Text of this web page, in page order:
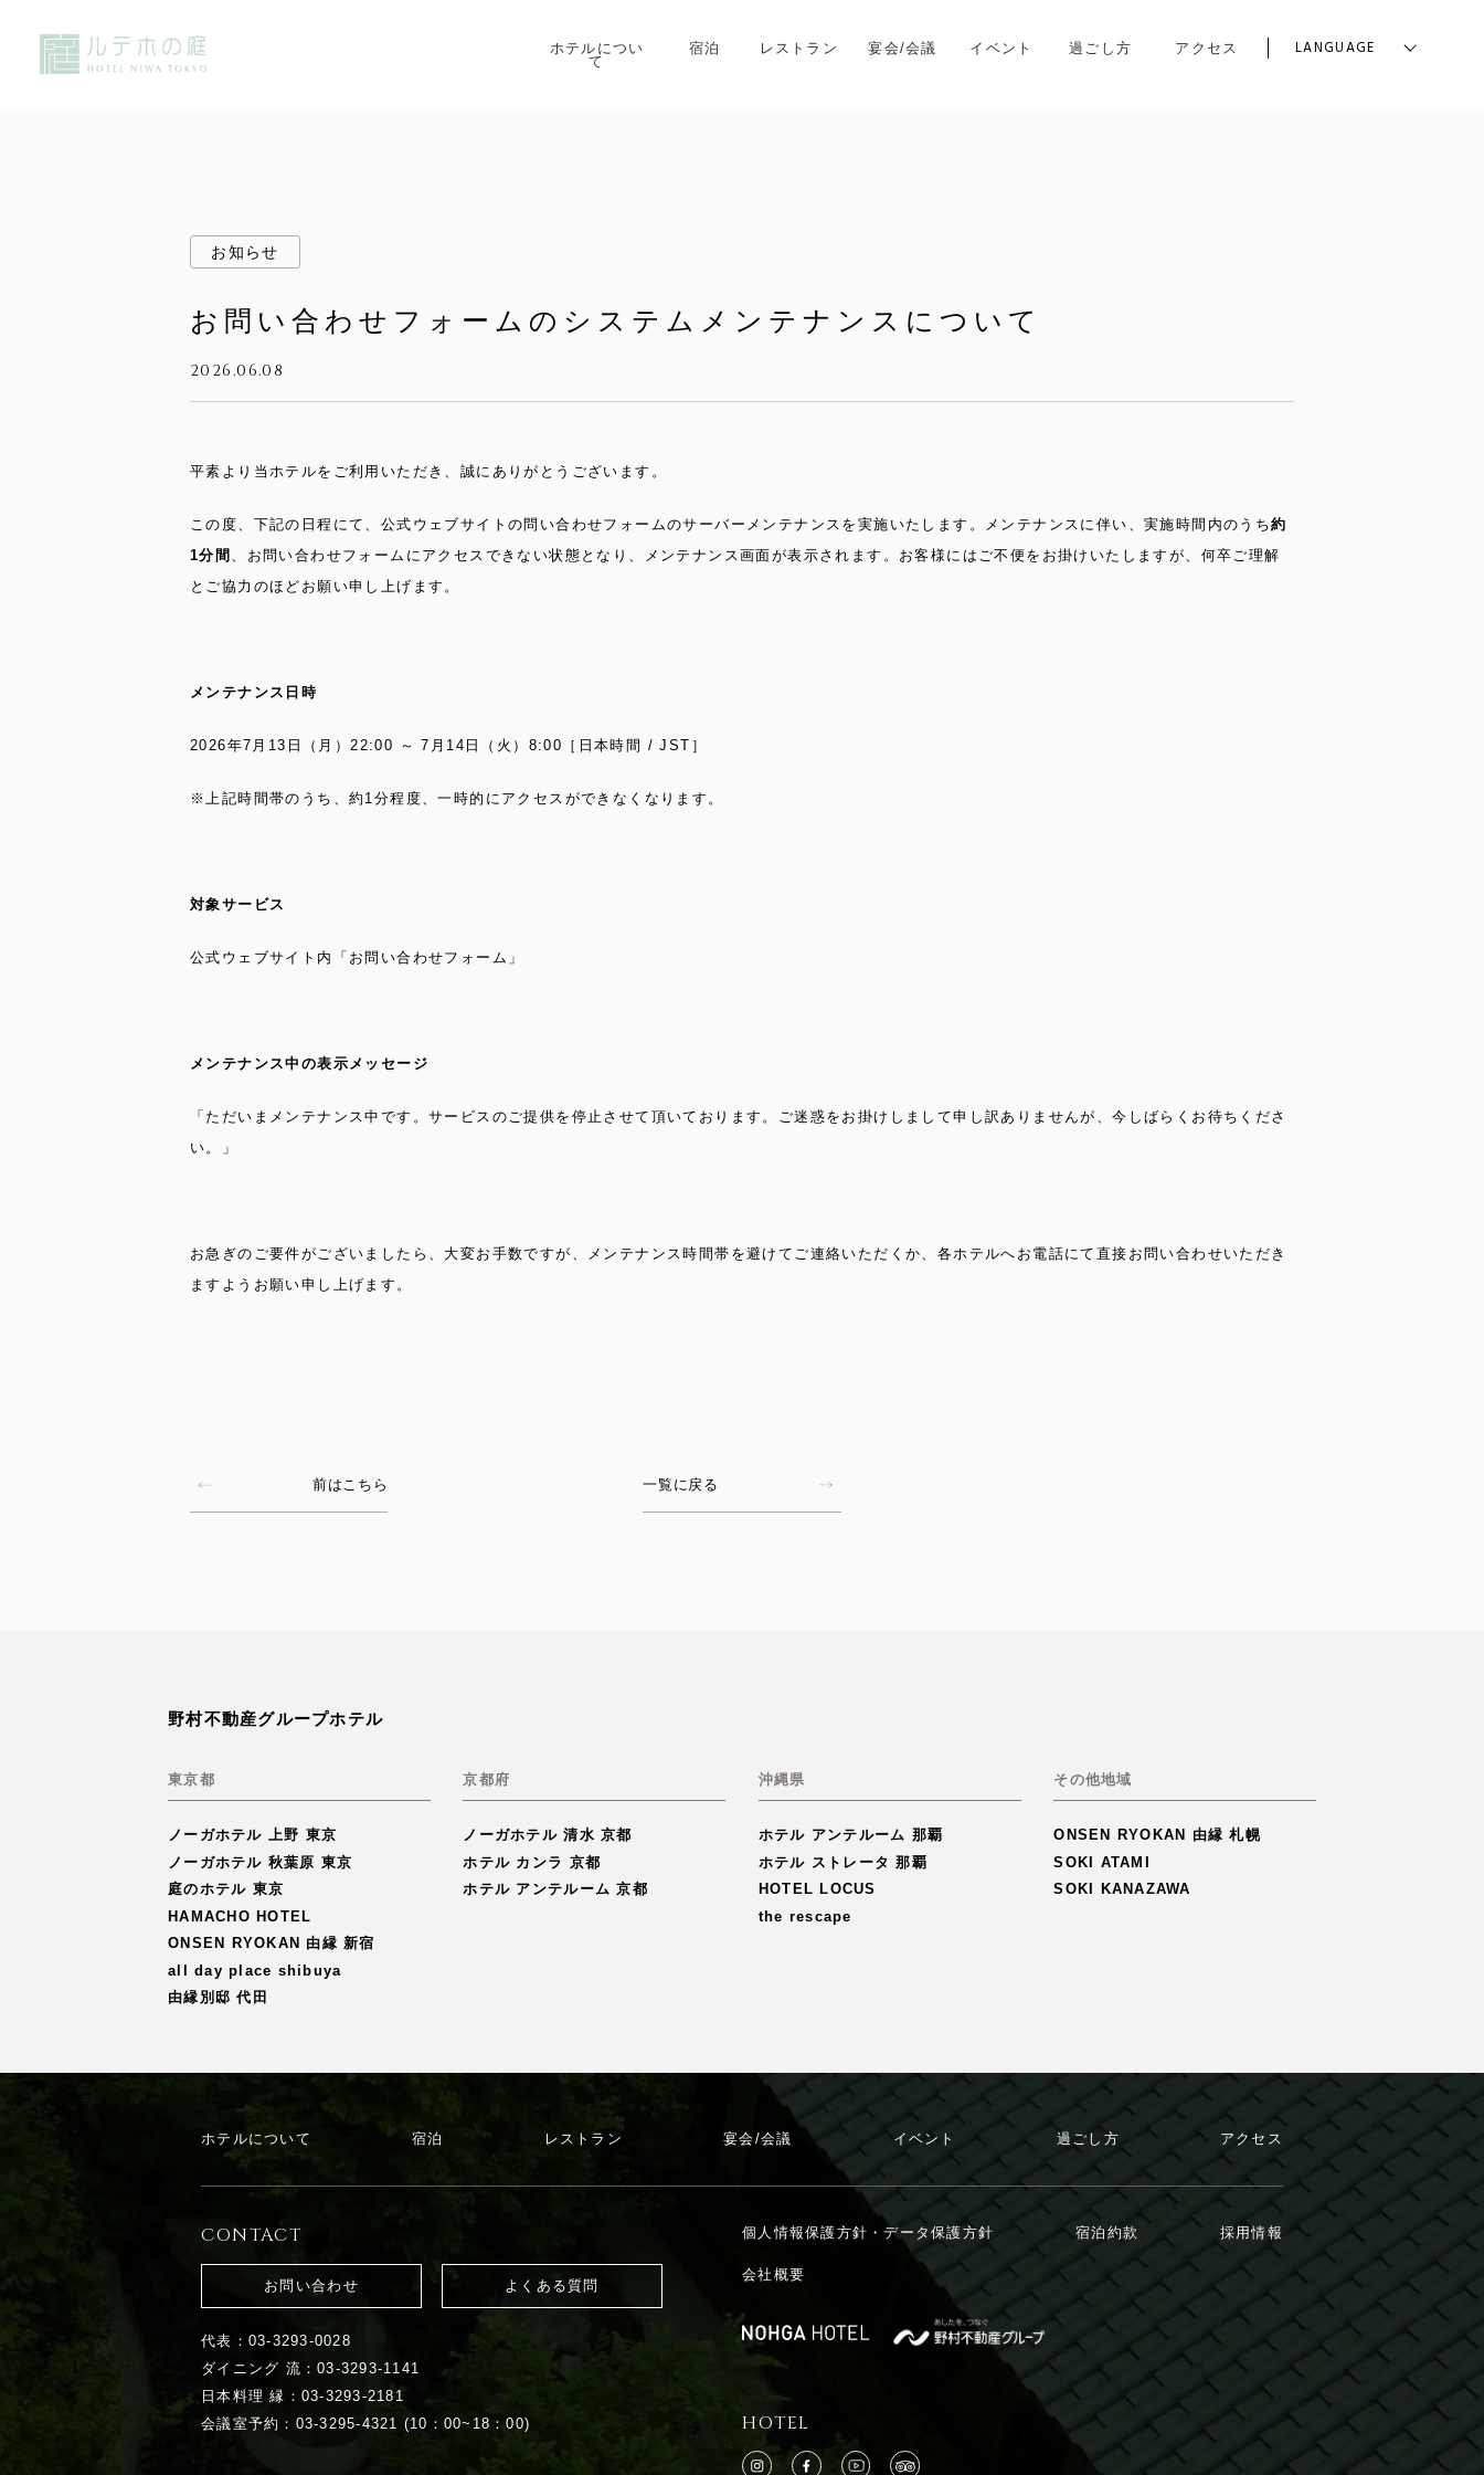
ホテルについ
て
宿泊 レストラン 宴会/会議 イベント 過ごし方 アクセス LANGUAGE
お知らせ
お問い合わせフォームのシステムメンテナンスについて
2026.06.08
平素より当ホテルをご利用いただき、誠にありがとうございます。
この度、下記の日程にて、公式ウェブサイトの問い合わせフォームのサーバーメンテナンスを実施いたします。メンテナンスに伴い、実施時間内のうち約
1分間
、お問い合わせフォームにアクセスできない状態となり、メンテナンス画面が表示されます。お客様にはご不便をお掛けいたしますが、何卒ご理解
とご協力のほどお願い申し上げます。
メンテナンス日時
2026年7 月 13 日（月） 22:00 ～ 7 月 14 日（火） 8:00 ［日本時間 / JST ］
※上記時間帯のうち、約 1 分程度、一時的にアクセスができなくなります。
対象サービス
公式ウェブサイト内「お問い合わせフォーム」
メンテナンス中の表示メッセージ
「ただいまメンテナンス中です。サービスのご提供を停止させて頂いております。ご迷惑をお掛けしまして申し訳ありませんが、今しばらくお待ちくださ
い。」
お急ぎのご要件がございましたら、大変お手数ですが、メンテナンス時間帯を避けてご連絡いただくか、各ホテルへお電話にて直接お問い合わせいただき
ますようお願い申し上げます。
前はこちら 一覧に戻る
野村不動産グループホテル
東京都
ノーガホテル 上野 東京
ノーガホテル 秋葉原 東京
庭のホテル 東京
HAMACHO HOTEL
ONSEN RYOKAN 由縁 新宿
all day place shibuya
由縁別邸 代田
京都府
ノーガホテル 清水 京都
ホテル カンラ 京都
ホテル アンテルーム 京都
沖縄県
ホテル アンテルーム 那覇
ホテル ストレータ 那覇
HOTEL LOCUS
the rescape
その他地域
ONSEN RYOKAN 由縁 札幌
SOKI ATAMI
SOKI KANAZAWA
ホテルについて 宿泊 レストラン 宴会/会議 イベント 過ごし方 アクセス
CONTACT
お問い合わせ よくある質問
代表：03-3293-0028
ダイニング 流：03-3293-1141
日本料理 縁：03-3293-2181
会議室予約：03-3295-4321 (10：00~18：00)
個人情報保護方針・データ保護方針 宿泊約款 採用情報
会社概要
HOTEL